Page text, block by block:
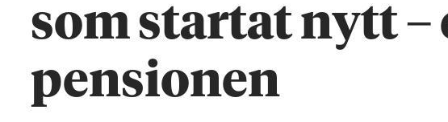
som startat nytt –
pensionen